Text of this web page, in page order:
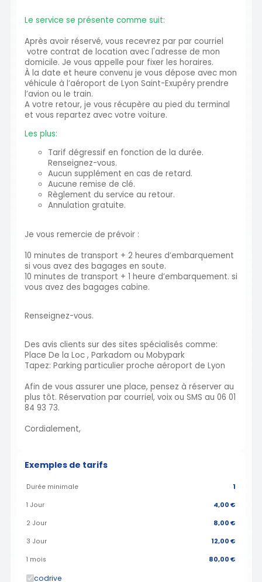
Le service se présente comme suit:
Après avoir réservé, vous recevrez par par courriel
votre contrat de location avec l'adresse de mon
domicile. Je vous appelle pour fixer les horaires.
À la date et heure convenu je vous dépose avec mon
véhicule à l’aéroport de Lyon Saint-Exupéry prendre
l’avion ou le train.
A votre retour, je vous récupère au pied du terminal
et vous repartez avec votre voiture.
Les plus:
Tarif dégressif en fonction de la durée.
Renseignez-vous.
Aucun supplément en cas de retard.
Aucune remise de clé.
Règlement du service au retour.
Annulation gratuite.
Je vous remercie de prévoir :
10 minutes de transport + 2 heures d’embarquement
si vous avez des bagages en soute.
10 minutes de transport + 1 heure d’embarquement. si
vous avez des bagages cabine.
Renseignez-vous.
Des avis clients sur des sites spécialisés comme:
Place De la Loc , Parkadom ou Mobypark
Tapez: Parking particulier proche aéroport de Lyon
Afin de vous assurer une place, pensez à réserver au
plus tôt. Réservation par courriel, voix ou SMS au 06 01
84 93 73.
Cordialement,
Exemples de tarifs
Durée minimale 1
1 Jour 4,00 €
2 Jour 8,00 €
3 Jour 12,00 €
1 mois 80,00 €
codrive